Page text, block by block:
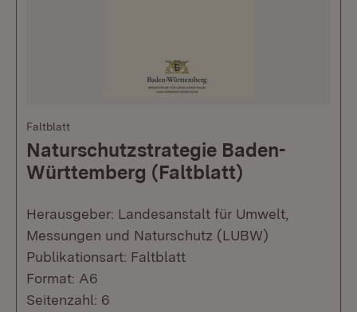
Faltblatt
Naturschutzstrategie Baden-
Württemberg (Faltblatt)
Herausgeber: Landesanstalt für Umwelt,
Messungen und Naturschutz (LUBW)
Publikationsart: Faltblatt
Format: A6
Seitenzahl: 6